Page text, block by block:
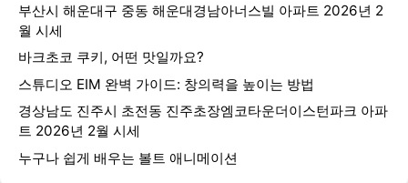
부산시 해운대구 중동 해운대경남아너스빌 아파트 2026년 2
월 시세
바크초코 쿠키, 어떤 맛일까요?
스튜디오 EIM 완벽 가이드: 창의력을 높이는 방법
경상남도 진주시 초전동 진주초장엠코타운더이스턴파크 아파
트 2026년 2월 시세
누구나 쉽게 배우는 볼트 애니메이션